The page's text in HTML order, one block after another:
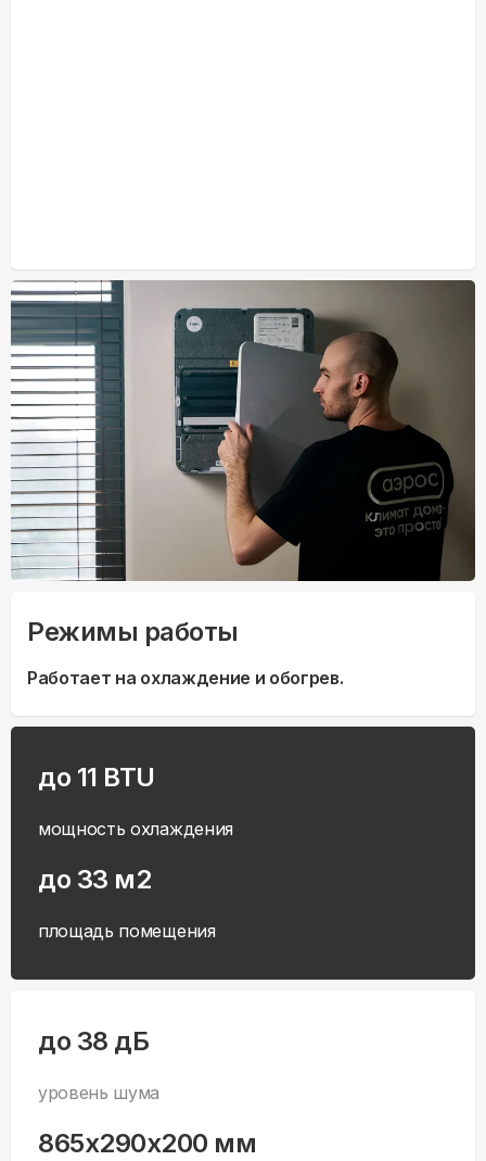
Режимы работы
Работает на охлаждение и обогрев.
до 11 BTU
мощность охлаждения
до 33 м2
площадь помещения
до 38 дБ
уровень шума
865x290x200 мм